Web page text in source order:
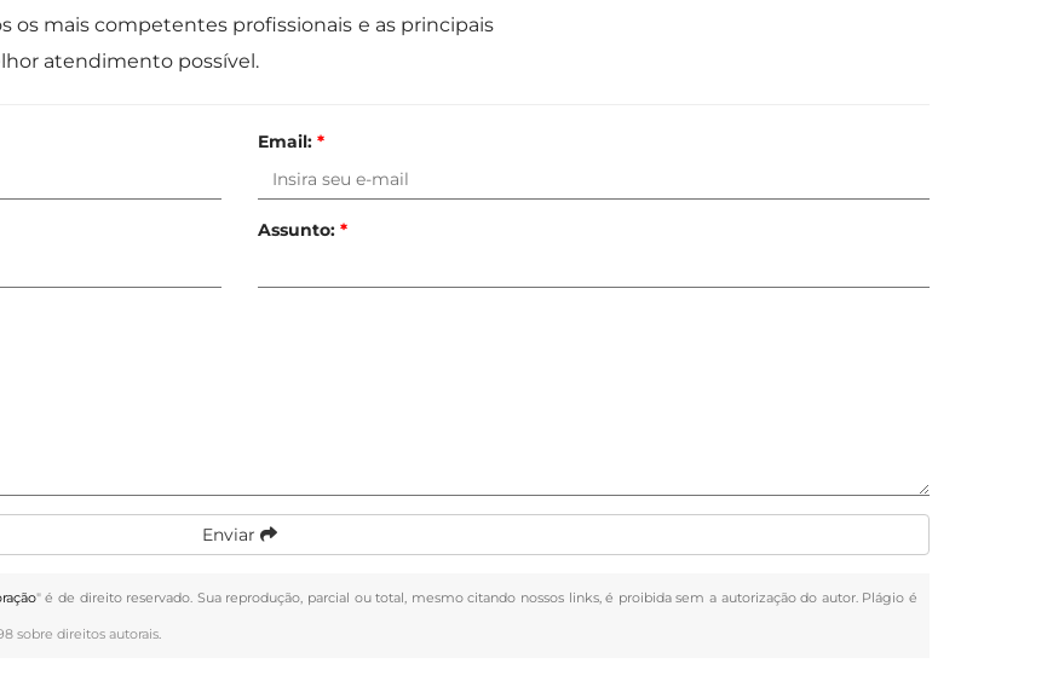
os mais competentes profissionais e as principais
atendimento possível.
Email: *
Assunto: *
Enviar
" é de direito reservado. Sua reprodução, parcial ou total, mesmo citando nossos links, é proibida sem a autorização do autor. Plágio é
sobre direitos autorais.